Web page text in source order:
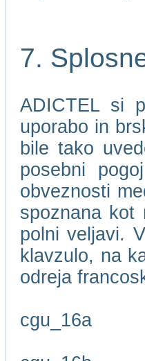
7.
ADICTEL si
uporabo in
bile tako
posebni
obveznosti
spoznana kot
polni veljavi.
klavzulo, na
odreja
cgu_16a